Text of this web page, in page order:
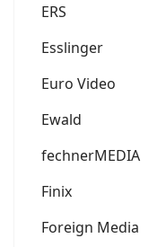
ERS
Esslinger
Euro Video
Ewald
fechnerMEDIA
Finix
Foreign Media